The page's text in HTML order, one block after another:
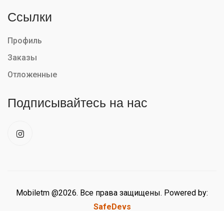
Ссылки
Профиль
Заказы
Отложенные
Подписывайтесь на нас
Mobiletm @2026. Все права защищены. Powered by:
SafeDevs